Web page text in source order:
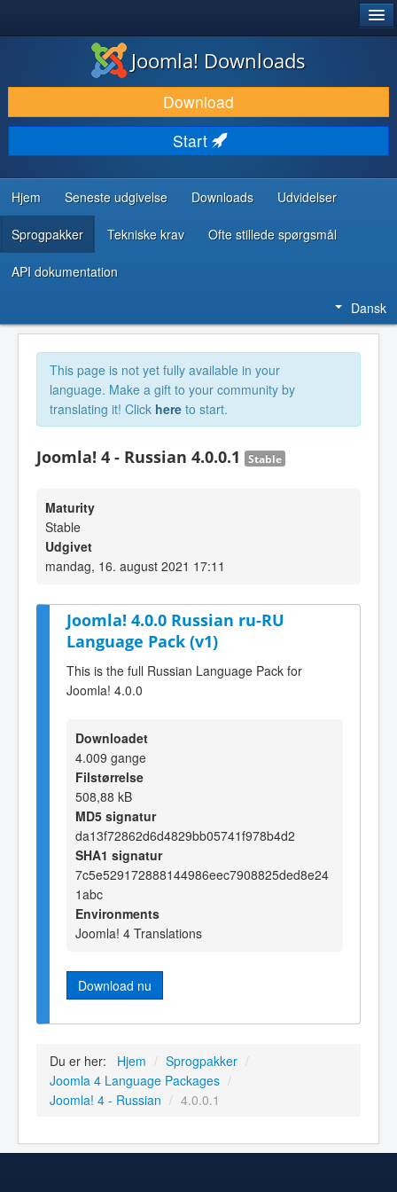
DOWNLOAD & UDVID
OPDAG & LÆR
FÆLLESSKABET & SUPPORT
UDVIKLERRESSOURCER
Joomla! Downloads
Download
Start
Hjem Seneste udgivelse Downloads Udvidelser
Sprogpakker Tekniske krav Ofte stillede spørgsmål
API dokumentation
Dansk
This page is not yet fully available in your
language. Make a gift to your community by
translating it! Click here to start.
Joomla! 4 - Russian 4.0.0.1 Stable
Maturity
Stable
Udgivet
mandag, 16. august 2021 17:11
Joomla! 4.0.0 Russian ru-RU
Language Pack (v1)
This is the full Russian Language Pack for
Joomla! 4.0.0
Downloadet
4.009 gange
Filstørrelse
508,88 kB
MD5 signatur
da13f72862d6d4829bb05741f978b4d2
SHA1 signatur
7c5e529172888144986eec7908825ded8e24
1abc
Environments
Joomla! 4 Translations
Download nu
Du er her: Hjem / Sprogpakker /
Joomla 4 Language Packages /
Joomla! 4 - Russian / 4.0.0.1